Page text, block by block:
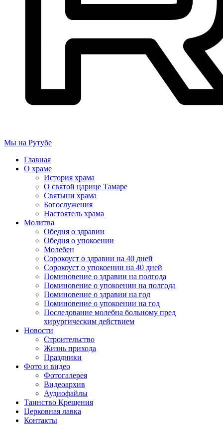
Мы на Рутубе
Главная
О храме
История храма
О святой царице Тамаре
Святыни храма
Богослужения
Настоятель храма
Молитва
Обедня о здравии
Обедня о упокоении
Молебен
Сорокоуст о здравии на 40 дней
Сорокоуст о упокоении на 40 дней
Поминовение о здравии на полгода
Поминовение о упокоении на полгода
Поминовение о здравии на год
Поминовение о упокоении на год
Последование молебна больному пред
хирургическим действием
Новости
Строительство
Жизнь прихода
Праздники
Фото и видео
Фотогалерея
Видеоархив
Аудиофайлы
Таинство Крещения
Церковная лавка
Контакты